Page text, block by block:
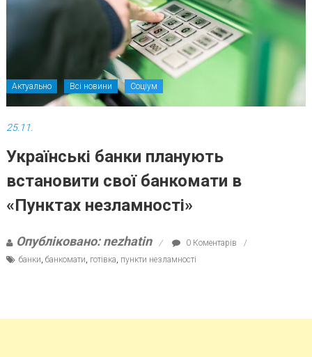
Актуально Всі новини Соціум
25.11.
Українські банки планують
встановити свої банкомати в
«Пунктах незламності»
Опубліковано: nezhatin
0 Коментарів
банки банкомати готівка пункти незламності